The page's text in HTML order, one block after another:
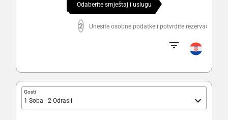
Odaberite smještaj i uslugu
2 Unesite osobne podatke i potvrdite rezervaciju
Gosti
1 Soba - 2 Odrasli